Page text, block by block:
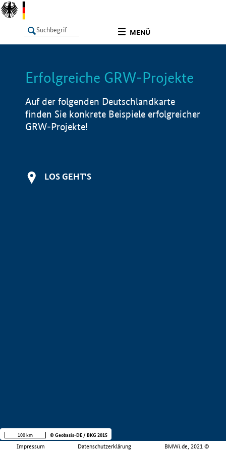
MENÜ
LISTE Info
Erfolgreiche GRW-Projekte
Auf der folgenden Deutschlandkarte
finden Sie konkrete Beispiele erfolgreicher
GRW-Projekte!
LOS GEHT'S
Impressum Datenschutzerklärung BMWi.de, 2021 ©
100 km © Geobasis-DE / BKG 2015